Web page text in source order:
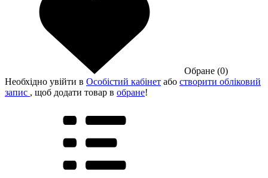
Обране (0)
Необхідно увійти в Особістий кабінет або створити обліковий
запис , щоб додати товар в обране!